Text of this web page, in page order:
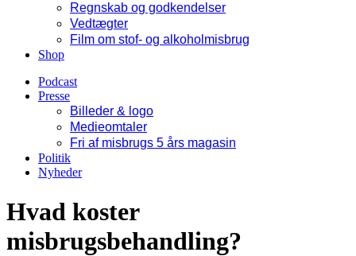
Regnskab og godkendelser
Vedtægter
Film om stof- og alkoholmisbrug
Shop
Podcast
Presse
Billeder & logo
Medieomtaler
Fri af misbrugs 5 års magasin
Politik
Nyheder
Hvad koster
misbrugsbehandling?